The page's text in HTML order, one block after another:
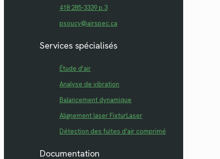
418 285-3339 p.3
psoucy@airspec.ca
Services spécialisés
Étude d'air
Analyse de vibration
Balancement dynamique
Alignement laser FixturLaser
Détection des fuites d'air comprimé
Documentation